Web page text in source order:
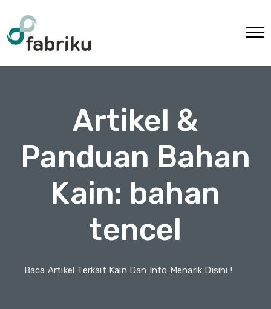
Artikel &
Panduan Bahan
Kain: bahan
tencel
Baca Artikel Terkait Kain Dan Info Menarik Disini !